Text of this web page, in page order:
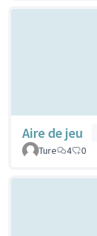
Aire de jeu
Ture
4 0